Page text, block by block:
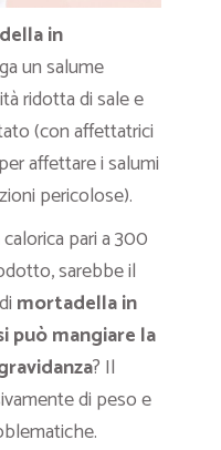
in
un salume
ridotta di sale e
(con affettatrici
affettare i salumi
pericolose).
pari a 300
sarebbe il
mortadella in
può mangiare la
? Il
di peso e